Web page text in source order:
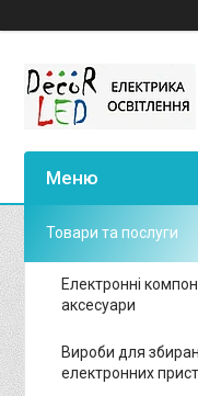
Товари та послуги
Електронні
аксесуари
Вироби для
електронних